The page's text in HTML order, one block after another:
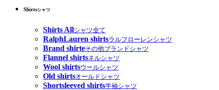
Shirtsシャツ
Shirts Allシャツ全て
RalphLauren shirtsラルフローレンシャツ
Brand shirteその他ブランドシャツ
Flannel shirtsネルシャツ
Wool shirtsウールシャツ
Old shirtsオールドシャツ
Shortsleeved shirts半袖シャツ